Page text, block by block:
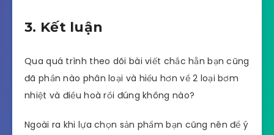
3. Kết luận
Qua quá trình theo dõi bài viết chắc hẵn bạn cũng
đã phần nào phân loại và hiểu hơn về 2 loại bơm
nhiệt và điều hoà rồi đúng không nào?
Ngoài ra khi lựa chọn sản phẩm bạn cũng nên để ý